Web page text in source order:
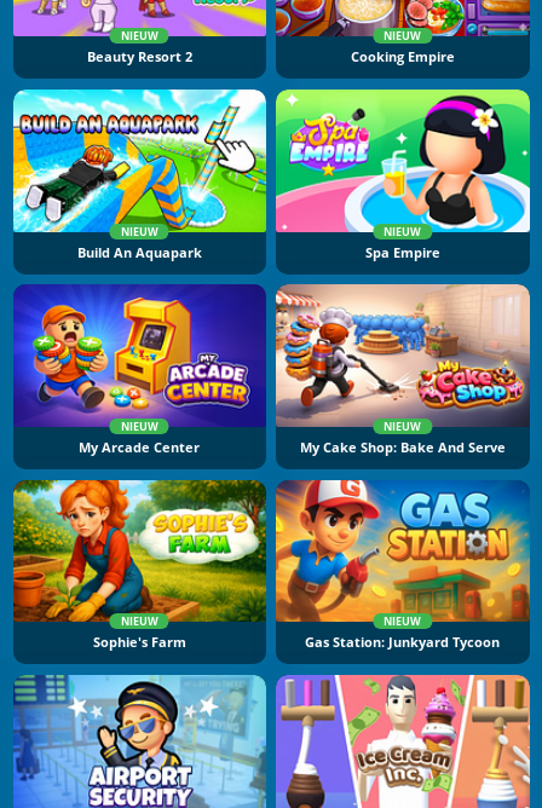
NIEUW
Beauty Resort 2
NIEUW
Cooking Empire
NIEUW
Build An Aquapark
NIEUW
Spa Empire
NIEUW
My Arcade Center
NIEUW
My Cake Shop: Bake And Serve
NIEUW
Sophie's Farm
NIEUW
Gas Station: Junkyard Tycoon